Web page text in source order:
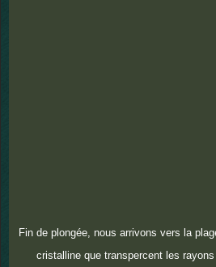
Fin de plongée, nous arrivons vers la
cristalline que transpercent les